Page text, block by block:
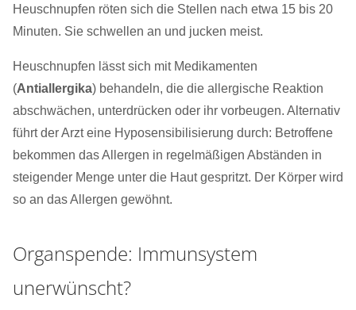
Heuschnupfen röten sich die Stellen nach etwa 15 bis 20
Minuten. Sie schwellen an und jucken meist.
Heuschnupfen lässt sich mit Medikamenten
(Antiallergika) behandeln, die die allergische Reaktion
abschwächen, unterdrücken oder ihr vorbeugen. Alternativ
führt der Arzt eine Hyposensibilisierung durch: Betroffene
bekommen das Allergen in regelmäßigen Abständen in
steigender Menge unter die Haut gespritzt. Der Körper wird
so an das Allergen gewöhnt.
Organspende: Immunsystem
unerwünscht?